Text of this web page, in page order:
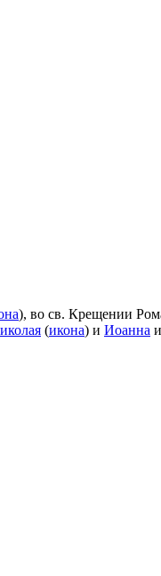
), во св. Крещении
(икона) и Иоанна